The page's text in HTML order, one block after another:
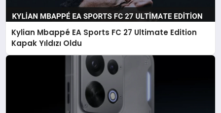
Kylian Mbappé EA Sports FC 27 Ultimate Edition
Kapak Yıldızı Oldu